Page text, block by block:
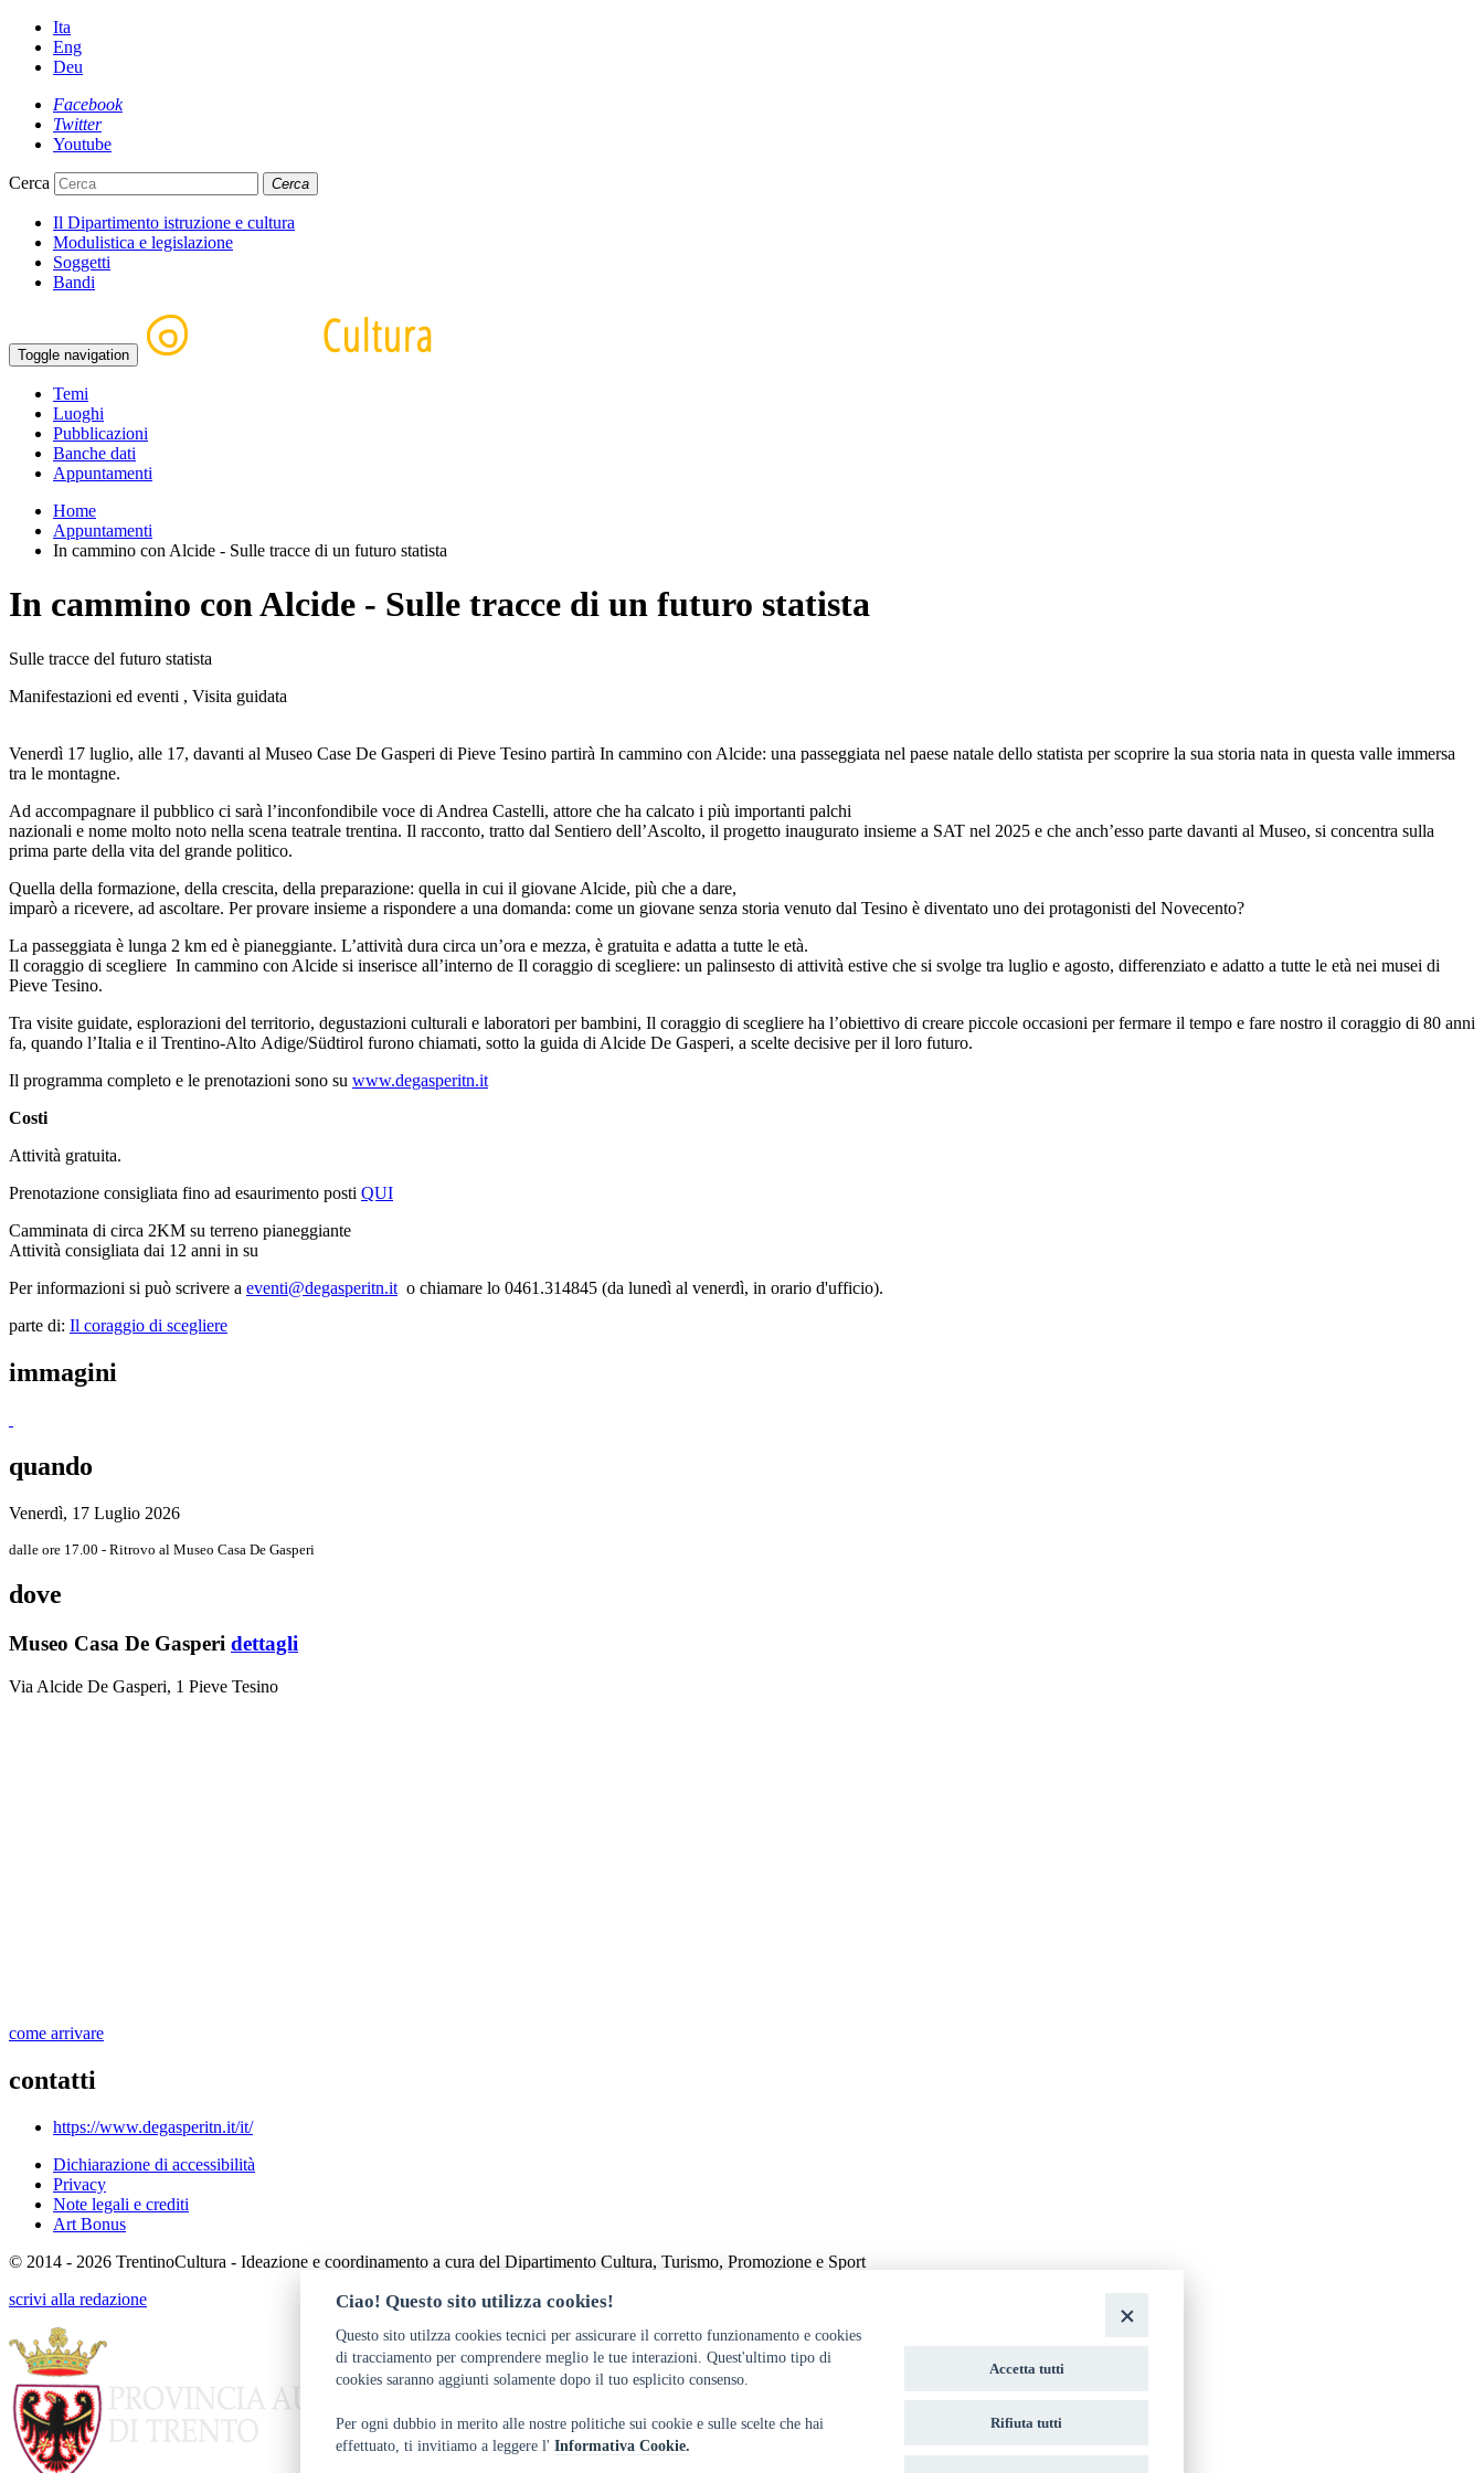
Ita
Eng
Deu
Facebook
Twitter
Youtube
Cerca Cerca
Il Dipartimento istruzione e cultura
Modulistica e legislazione
Soggetti
Bandi
Toggle navigation
Temi
Luoghi
Pubblicazioni
Banche dati
Appuntamenti
Home
Appuntamenti
In cammino con Alcide - Sulle tracce di un futuro statista
In cammino con Alcide - Sulle tracce di un futuro statista
Sulle tracce del futuro statista
Manifestazioni ed eventi , Visita guidata
Venerdì 17 luglio, alle 17, davanti al Museo Case De Gasperi di Pieve Tesino partirà In cammino con Alcide: una passeggiata nel paese natale dello statista per scoprire la sua storia nata in questa valle immersa
tra le montagne.
Ad accompagnare il pubblico ci sarà l’inconfondibile voce di Andrea Castelli, attore che ha calcato i più importanti palchi
nazionali e nome molto noto nella scena teatrale trentina. Il racconto, tratto dal Sentiero dell’Ascolto, il progetto inaugurato insieme a SAT nel 2025 e che anch’esso parte davanti al Museo, si concentra sulla
prima parte della vita del grande politico.
Quella della formazione, della crescita, della preparazione: quella in cui il giovane Alcide, più che a dare,
imparò a ricevere, ad ascoltare. Per provare insieme a rispondere a una domanda: come un giovane senza storia venuto dal Tesino è diventato uno dei protagonisti del Novecento?
La passeggiata è lunga 2 km ed è pianeggiante. L’attività dura circa un’ora e mezza, è gratuita e adatta a tutte le età.
Il coraggio di scegliere In cammino con Alcide si inserisce all’interno de Il coraggio di scegliere: un palinsesto di attività estive che si svolge tra luglio e agosto, differenziato e adatto a tutte le età nei musei di
Pieve Tesino.
Tra visite guidate, esplorazioni del territorio, degustazioni culturali e laboratori per bambini, Il coraggio di scegliere ha l’obiettivo di creare piccole occasioni per fermare il tempo e fare nostro il coraggio di 80 anni
fa, quando l’Italia e il Trentino-Alto Adige/Südtirol furono chiamati, sotto la guida di Alcide De Gasperi, a scelte decisive per il loro futuro.
Il programma completo e le prenotazioni sono su www.degasperitn.it
Costi
Attività gratuita.
Prenotazione consigliata fino ad esaurimento posti QUI
Camminata di circa 2KM su terreno pianeggiante
Attività consigliata dai 12 anni in su
Per informazioni si può scrivere a eventi@degasperitn.it o chiamare lo 0461.314845 (da lunedì al venerdì, in orario d'ufficio).
parte di: Il coraggio di scegliere
immagini
quando
Venerdì, 17 Luglio 2026
dalle ore 17.00 - Ritrovo al Museo Casa De Gasperi
dove
Museo Casa De Gasperi dettagli
Via Alcide De Gasperi, 1 Pieve Tesino
come arrivare
contatti
https://www.degasperitn.it/it/
Dichiarazione di accessibilità
Privacy
Note legali e crediti
Art Bonus
© 2014 - 2026 TrentinoCultura - Ideazione e coordinamento a cura del Dipartimento Cultura, Turismo, Promozione e Sport
scrivi alla redazione
Ciao! Questo sito utilizza cookies!
Questo sito utilzza cookies tecnici per assicurare il corretto funzionamento e cookies
di tracciamento per comprendere meglio le tue interazioni. Quest'ultimo tipo di
cookies saranno aggiunti solamente dopo il tuo esplicito consenso.
Per ogni dubbio in merito alle nostre politiche sui cookie e sulle scelte che hai
effettuato, ti invitiamo a leggere l' Informativa Cookie.
Accetta tutti
Rifiuta tutti